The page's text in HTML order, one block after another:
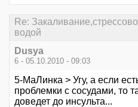
Re:
водой
Dusya
6 - 05.10.2010 - 09:03
5-МаЛинка > Угу, а если
проблемки с сосудами, то
доведет до инсульта...